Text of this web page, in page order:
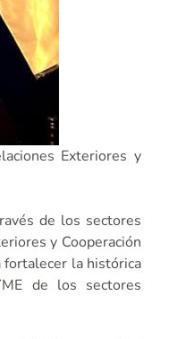
Exteriores y
de los sectores
y Cooperación
fortalecer la histórica
de los sectores